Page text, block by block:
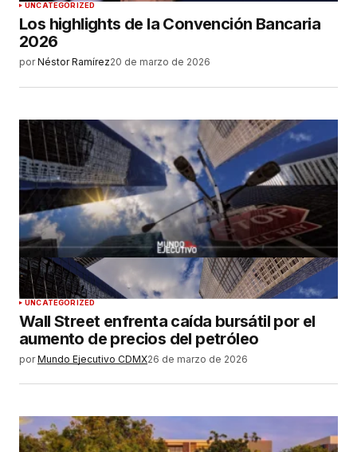
UNCATEGORIZED
Los highlights de la Convención Bancaria
2026
por Néstor Ramírez20 de marzo de 2026
UNCATEGORIZED
Wall Street enfrenta caída bursátil por el
aumento de precios del petróleo
por Mundo Ejecutivo CDMX26 de marzo de 2026